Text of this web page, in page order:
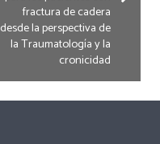
fractura de cadera
desde la perspectiva de
la Traumatología y la
cronicidad